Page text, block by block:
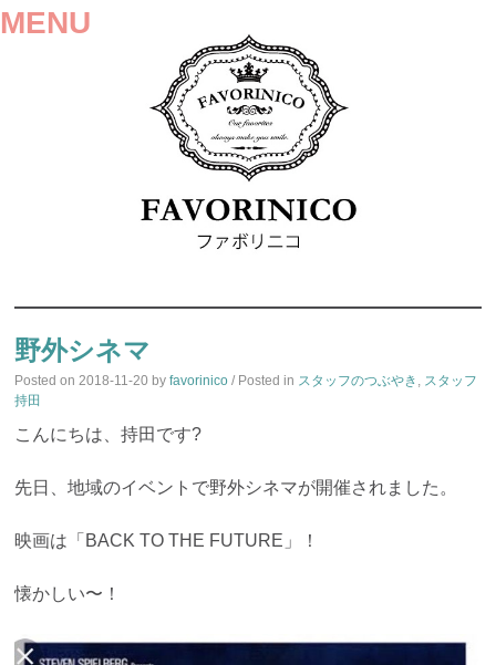
MENU
TO
CONTENT
野外シネマ
Posted on2018-11-20 byfavorinico / Posted in スタッフのつぶやき , スタッフ
持田
こんにちは、持田です?
先日、地域のイベントで野外シネマが開催されました。
映画は「BACK TO THE FUTURE」！
懐かしい〜！